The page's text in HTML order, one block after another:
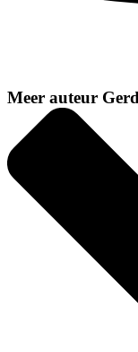
Meer auteur